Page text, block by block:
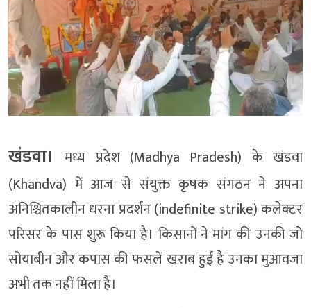
खंडवा।मध्य प्रदेश (Madhya Pradesh) के खंडवा
(Khandva) में आज से संयुक्त कृषक संगठन ने अपना
अनिश्चितकालीन धरना प्रदर्शन (indefinite strike) कलेक्टर
परिसर के पास शुरू किया है। किसानों ने मांग की उनकी जो
सोयाबीन और कपास की फसलें खराब हुई है उनका मुआवजा
अभी तक नहीं मिला है।